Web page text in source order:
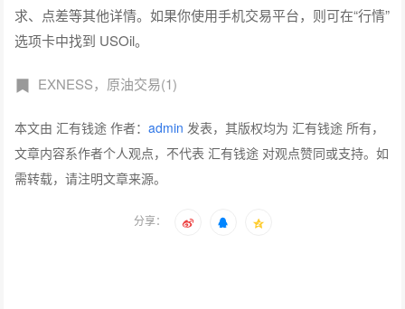
求、点差等其他详情。如果你使用手机交易平台，则可在“行情”
选项卡中找到 USOil。
EXNESS，原油交易(1)
本文由 汇有钱途 作者：admin 发表，其版权均为 汇有钱途 所有，
文章内容系作者个人观点，不代表 汇有钱途 对观点赞同或支持。如
需转载，请注明文章来源。
分享：